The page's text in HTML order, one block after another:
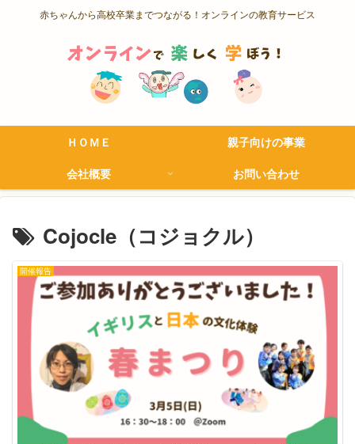
赤ちゃんから高校卒業までつながる！オンラインの教育サービス
ＨＯＭＥ
親子向けの事業
会社概要
お問い合わせ
Cojocle（コジョクル）
開催報告